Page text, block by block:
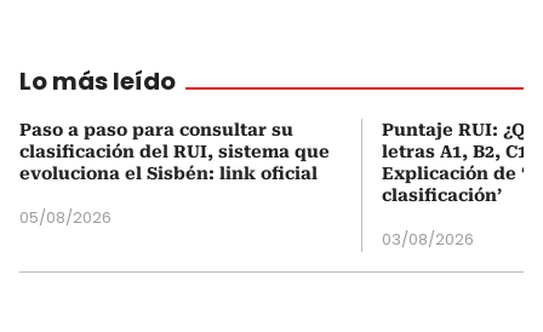
Lo más leído
Paso a paso para consultar su
clasificación del RUI, sistema que
evoluciona el Sisbén: link oficial
05/08/2026
Puntaje RUI:
letras A1, B2, C1
Explicación de
clasificación’
03/08/2026